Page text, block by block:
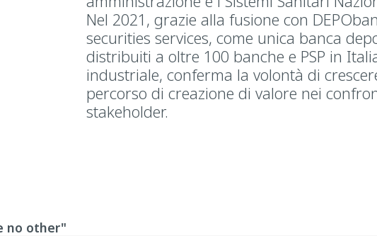
Nel 2021, grazie alla fusione con
securities services, come unica banca
distribuiti a oltre 100 banche e PSP in
industriale, conferma la volontà di
percorso di creazione di valore nei
stakeholder.
no other"